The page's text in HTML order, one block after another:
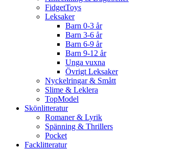
FidgetToys
Leksaker
Barn 0-3 år
Barn 3-6 år
Barn 6-9 år
Barn 9-12 år
Unga vuxna
Övrigt Leksaker
Nyckelringar & Smått
Slime & Leklera
TopModel
Skönlitteratur
Romaner & Lyrik
Spänning & Thrillers
Pocket
Facklitteratur